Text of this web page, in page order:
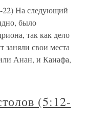
22) На следующий
было
так как дело
свои места
Анан, и Каиафа,
(5:12-